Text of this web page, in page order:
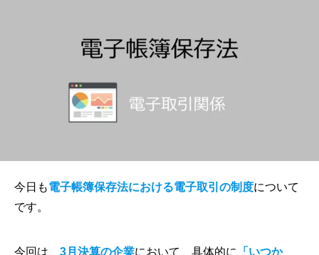
今日も電子帳簿保存法における電子取引の制度について
です。
今回は、 3月決算の企業において、具体的に
「いつか